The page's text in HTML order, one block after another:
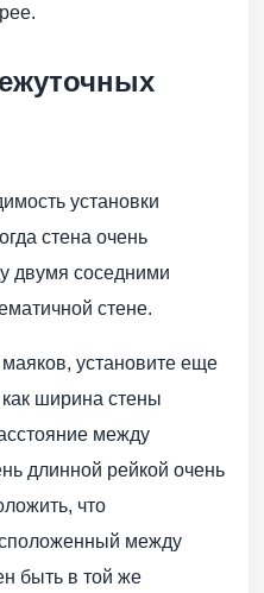
установки
стена очень
двумя соседними
стене.
установите еще
ширина стены
между
длинной рейкой очень
что
между
быть в той же